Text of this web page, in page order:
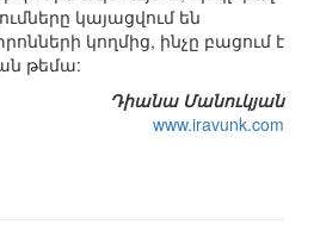
կայացվում են
կողմից, ինչը բացում է
թեմա:
Դիանա Մանուկյան
www.iravunk.com